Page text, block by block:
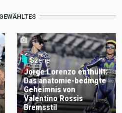
Szene
Jorge Lorenzo enthüllt:
Das anatomie-bedingte
Geheimnis von
Valentino Rossis
Bremsstil